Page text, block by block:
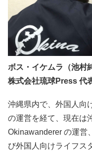
ボス・イケムラ（池村
株式会社琉球Press 代
沖縄県内で、外国人向
の運営を経て、現在は
Okinawanderer の運営
び外国人向けライフス